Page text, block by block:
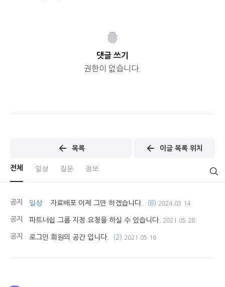
댓글 쓰기
권한이 없습니다.
목록 이글 목록 위치
전체 일상 질문 정보
공지 일상 자료배포 이제 그만 하겠습니다. (8) 2024.03.14
공지 파트너쉽 그룹 지정 요청을 하실 수 있습니다. 2021.05.28
공지 로그인 회원의 공간 입니다. (2) 2021.05.16